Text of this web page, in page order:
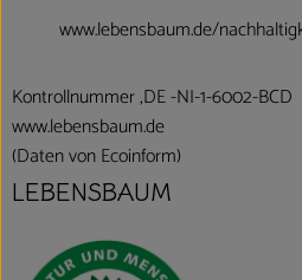
www.lebensbaum.de/
Kontrollnummer ,DE -NI-1-6002-BCD
www.lebensbaum.de
(Daten von Ecoinform)
LEBENSBAUM